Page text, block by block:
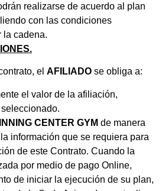
realizarse de acuerdo al plan
con las condiciones
la cadena.
el AFILIADO se obliga a:
el valor de la afiliación,
CENTER GYM de manera
información que se requiera para
de este Contrato. Cuando la
por medio de pago Online,
de iniciar la ejecución de su plan,